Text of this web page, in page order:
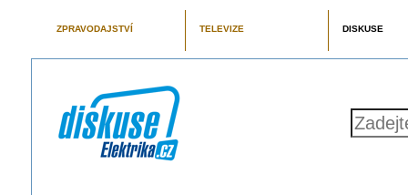
ZPRAVODAJSTVÍ TELEVIZE DISKUSE